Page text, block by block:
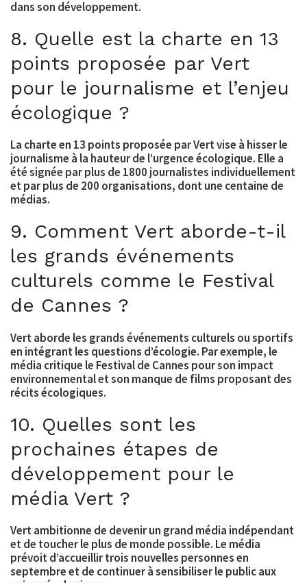
dans son développement.
8. Quelle est la charte en 13
points proposée par Vert
pour le journalisme et l’enjeu
écologique ?
La charte en 13 points proposée par Vert vise à hisser le
journalisme à la hauteur de l’urgence écologique. Elle a
été signée par plus de 1800 journalistes individuellement
et par plus de 200 organisations, dont une centaine de
médias.
9. Comment Vert aborde-t-il
les grands événements
culturels comme le Festival
de Cannes ?
Vert aborde les grands événements culturels ou sportifs
en intégrant les questions d’écologie. Par exemple, le
média critique le Festival de Cannes pour son impact
environnemental et son manque de films proposant des
récits écologiques.
10. Quelles sont les
prochaines étapes de
développement pour le
média Vert ?
Vert ambitionne de devenir un grand média indépendant
et de toucher le plus de monde possible. Le média
prévoit d’accueillir trois nouvelles personnes en
septembre et de continuer à sensibiliser le public aux